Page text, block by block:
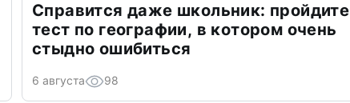
Справится даже школьник: пройдите
тест по географии, в котором очень
стыдно ошибиться
6 августа 98